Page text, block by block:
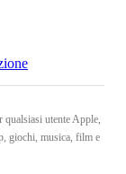
utente Apple,
giochi, musica, film e